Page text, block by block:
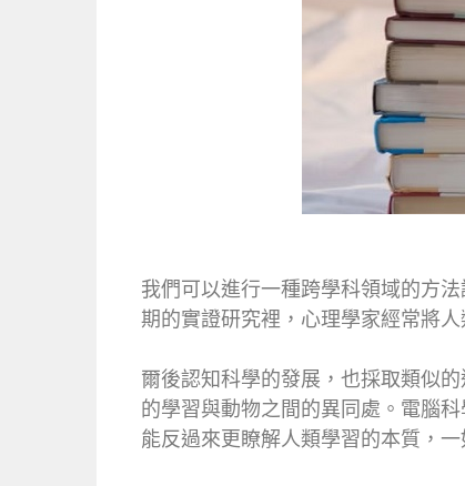
我們可以進行一種跨學科領域的方
期的實證研究裡，心理學家經常將
爾後認知科學的發展，也採取類似
的學習與動物之間的異同處。電腦
能反過來更瞭解人類學習的本質，